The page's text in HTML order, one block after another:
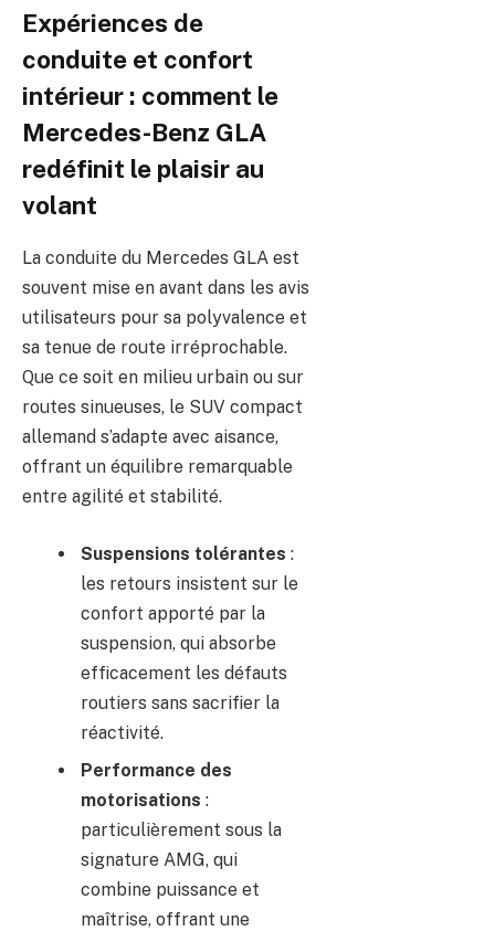
Expériences de
conduite et confort
intérieur : comment le
Mercedes-Benz GLA
redéfinit le plaisir au
volant
La conduite du Mercedes GLA est
souvent mise en avant dans les avis
utilisateurs pour sa polyvalence et
sa tenue de route irréprochable.
Que ce soit en milieu urbain ou sur
routes sinueuses, le SUV compact
allemand s’adapte avec aisance,
offrant un équilibre remarquable
entre agilité et stabilité.
Suspensions tolérantes :
les retours insistent sur le
confort apporté par la
suspension, qui absorbe
efficacement les défauts
routiers sans sacrifier la
réactivité.
Performance des
motorisations :
particulièrement sous la
signature AMG, qui
combine puissance et
maîtrise, offrant une